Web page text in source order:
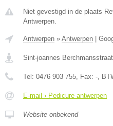
Niet gevestigd in de plaats
Antwerpen.
Antwerpen » Antwerpen
Sint-joannes
Tel: 0476 903 755, Fax: -,
E-mail › Pedicure antwerpen
Website onbekend